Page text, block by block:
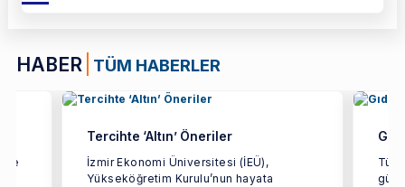
HABER TÜM HABERLER
Tercihte ‘Altın’ Öneriler
İzmir Ekonomi Üniversitesi (İEÜ),
Yükseköğretim Kurulu’nun hayata